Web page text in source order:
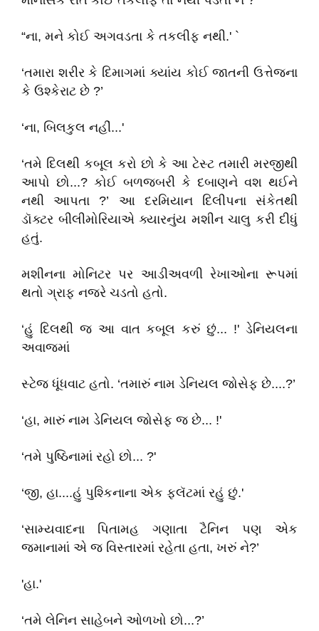
“ના, મને કોઈ અગવડતા કે તકલીફ નથી.' `
‘તમારા શરીર કે દિમાગમાં ક્યાંય કોઈ જાતની ઉત્તેજના
કે ઉશ્કેરાટ છે ?’
‘ના, બિલકુલ નહીં...'
‘તમે દિલથી કબૂલ કરો છો કે આ ટેસ્ટ તમારી મરજીથી
આપો છો...? કોઈ બળજબરી કે દબાણને વશ થઈને
નથી આપતા ?’ આ દરમિયાન દિલીપના સંકેતથી
ડૉક્ટર બીલીમોરિયાએ ક્યારનુંય મશીન ચાલુ કરી દીધું
હતું.
મશીનના મોનિટર પર આડીઅવળી રેખાઓના રૂપમાં
થતો ગ્રાફ નજરે ચડતો હતો.
‘હું દિલથી જ આ વાત કબૂલ કરું છું... !' ડેનિયલના
અવાજમાં
સ્ટેજ ધૂંધવાટ હતો. ‘તમારું નામ ડેનિયલ જોસેફ છે....?’
‘હા, મારું નામ ડેનિયલ જોસેફ જ છે... !'
‘તમે પુષ્ઠિનામાં રહો છો... ?'
‘જી, હા....હું પુશ્કિનાના એક ફ્લૅટમાં રહું છું.'
‘સામ્યવાદના પિતામહ ગણાતા ટૈનિન પણ એક
જમાનામાં એ જ વિસ્તારમાં રહેતા હતા, ખરું ને?’
'હા.'
‘તમે લેનિન સાહેબને ઓળખો છો...?’